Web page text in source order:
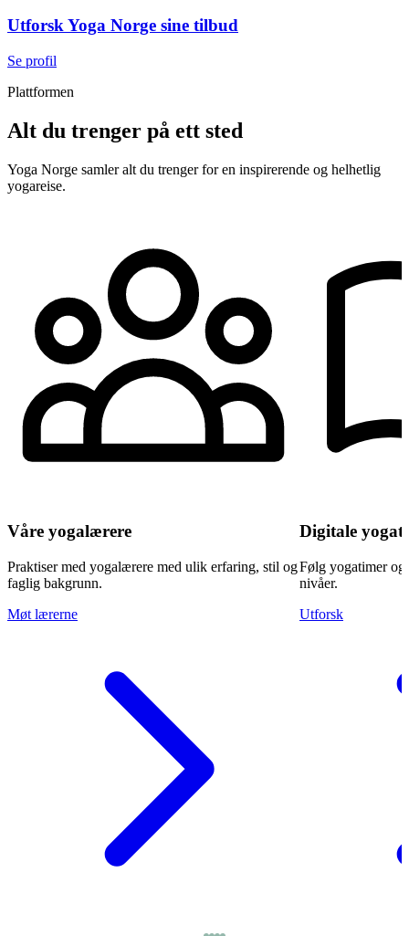
Utforsk Yoga Norge sine tilbud
Se profil
Plattformen
Alt du trenger på ett sted
Yoga Norge samler alt du trenger for en inspirerende og helhetlig
yogareise.
Våre yogalærere
Praktiser med yogalærere med ulik erfaring, stil og
faglig bakgrunn.
Møt lærerne
Digitale
Følg yogatimer og
nivåer.
Utforsk